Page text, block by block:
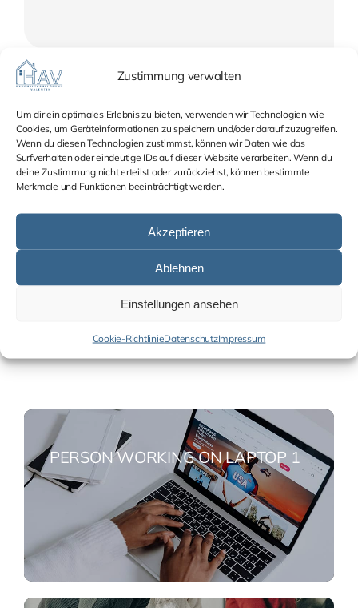
Zustimmung verwalten
Um dir ein optimales Erlebnis zu bieten, verwenden wir Technologien wie
Cookies, um Geräteinformationen zu speichern und/oder darauf zuzugreifen.
Wenn du diesen Technologien zustimmst, können wir Daten wie das
Surfverhalten oder eindeutige IDs auf dieser Website verarbeiten. Wenn du
deine Zustimmung nicht erteilst oder zurückziehst, können bestimmte
Merkmale und Funktionen beeinträchtigt werden.
Akzeptieren
Ablehnen
Einstellungen ansehen
Cookie-RichtlinieDatenschutzImpressum
Class aptent taciti sociosqu ad litora torquent per
conubia nostra per inceptos himenaeos. Curabitur
sodales ligula in libero. Sed dignisim lacinia nunc.
Curabitur tortor. Pellentesque nibh. Aenean quam.
convallis tristique sem. Proin ut ligula vel nunc
egestas porttitor. Morbi lectus risus, iaculis vel,
suscipit quis, luctus non, massa. Fusce ac turpis quis
ligula lacinia aliquet. Mauris ipsum. Nulla metus
PERSON WORKING ON LAPTOP 1